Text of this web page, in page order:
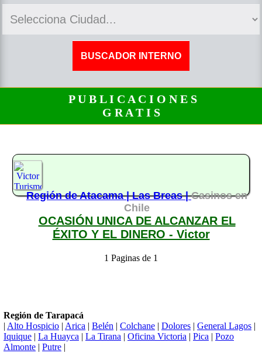
P U B L I C A C I O N E S
G R A T I S
Región de Atacama |Las Breas |Casinos en
Chile
OCASIÓN UNICA DE ALCANZAR EL
ÉXITO Y EL DINERO - Victor
1 Paginas de 1
Región de Tarapacá
| Alto Hospicio | Arica | Belén | Colchane | Dolores | General Lagos |
Iquique | La Huayca | La Tirana | Oficina Victoria | Pica | Pozo
Almonte | Putre |